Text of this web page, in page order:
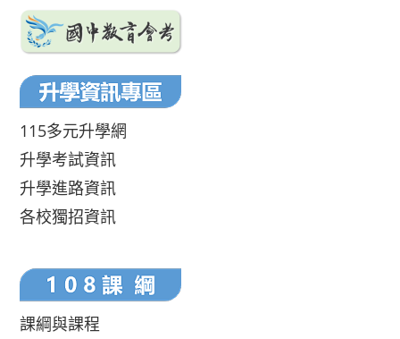
115多元升學網
升學考試資訊
升學進路資訊
各校獨招資訊
課綱與課程